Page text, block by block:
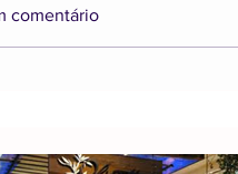
comentário